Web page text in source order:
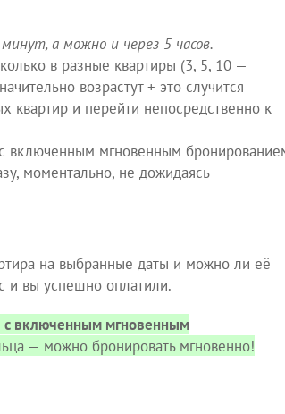
а можно и через 5 часов.
в разные квартиры (3, 5, 10 —
возрастут + это случится
квартир и перейти непосредственно к
включенным мгновенным
моментально, не дожидаясь
на выбранные даты и можно ли её
и вы успешно оплатили.
с включенным мгновенным
— можно бронировать мгновенно!